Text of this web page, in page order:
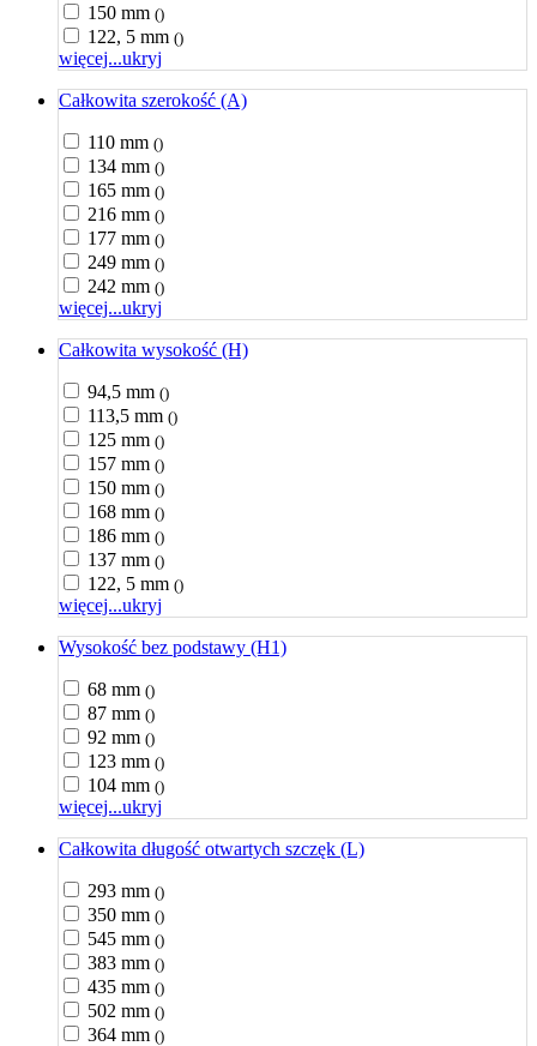
150 mm ()
122, 5 mm ()
więcej...ukryj
Całkowita szerokość (A)
110 mm ()
134 mm ()
165 mm ()
216 mm ()
177 mm ()
249 mm ()
242 mm ()
więcej...ukryj
Całkowita wysokość (H)
94,5 mm ()
113,5 mm ()
125 mm ()
157 mm ()
150 mm ()
168 mm ()
186 mm ()
137 mm ()
122, 5 mm ()
więcej...ukryj
Wysokość bez podstawy (H1)
68 mm ()
87 mm ()
92 mm ()
123 mm ()
104 mm ()
więcej...ukryj
Całkowita długość otwartych szczęk (L)
293 mm ()
350 mm ()
545 mm ()
383 mm ()
435 mm ()
502 mm ()
364 mm ()